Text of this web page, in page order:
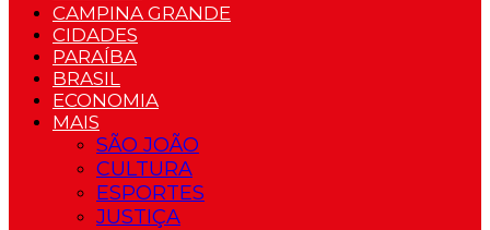
CAMPINA GRANDE
CIDADES
PARAÍBA
BRASIL
ECONOMIA
MAIS
SÃO JOÃO
CULTURA
ESPORTES
JUSTIÇA